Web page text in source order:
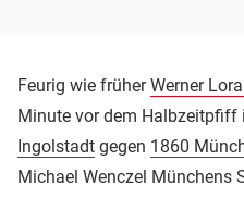
Feurig wie früherWerner
Minute vor dem Halbzeitpfiff
Ingolstadt gegen 1860
Michael Wenczel Münchens